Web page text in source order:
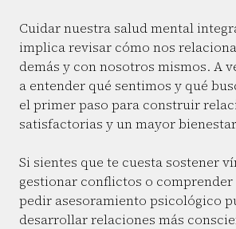
Cuidar nuestra salud mental
implica revisar cómo nos
demás y con nosotros mismos. A
a entender qué sentimos y qué
el primer paso para construir
satisfactorias y un mayor
Si sientes que te cuesta sostener
gestionar conflictos o comprender
pedir asesoramiento psicológico
desarrollar relaciones más